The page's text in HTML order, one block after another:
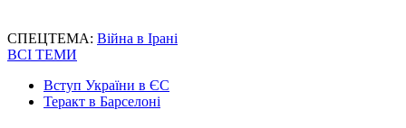
СПЕЦТЕМА: Війна в Ірані
ВСІ ТЕМИ
Вступ України в ЄС
Теракт в Барселоні